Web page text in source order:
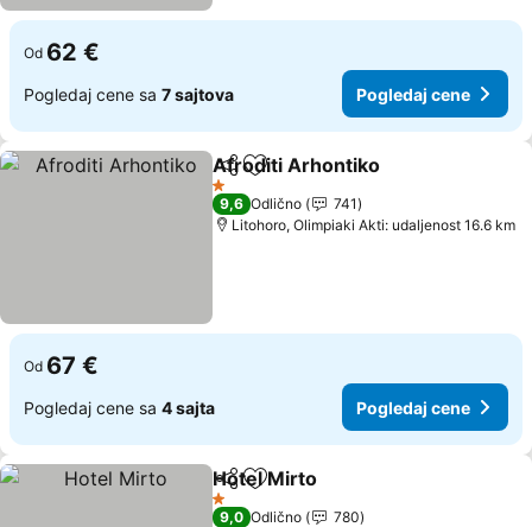
Od 62 €
Pogledaj cene sa 7 sajtova Pogledaj cene
Deli Dodati u favorite
Afroditi Arhontiko
1 Zvezdice
9,6 Odlično
741
Litohoro, Olimpiaki Akti: udaljenost 16.6 km
Od 67 €
Pogledaj cene sa 4 sajta Pogledaj cene
Deli Dodati u favorite
Hotel Mirto
1 Zvezdice
9,0 Odlično
780